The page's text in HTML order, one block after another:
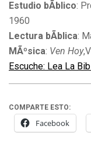
Estudio bÃ­blico:
1960
Lectura bÃ­blica:
MÃºsica: Ven Hoy
Escuche: Lea La
COMPARTE ESTO:
Facebook